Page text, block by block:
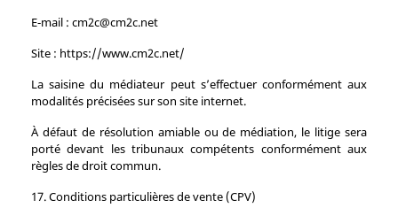
E‑mail : cm2c@cm2c.net
Site : https://www.cm2c.net/
La saisine du médiateur peut s’effectuer conformément aux
modalités précisées sur son site internet.
À défaut de résolution amiable ou de médiation, le litige sera
porté devant les tribunaux compétents conformément aux
règles de droit commun.
17. Conditions particulières de vente (CPV)